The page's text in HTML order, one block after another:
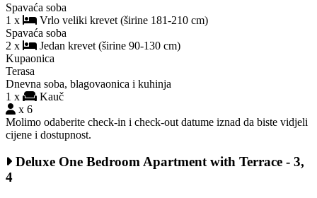
Spavaća soba
1 x
Vrlo veliki krevet (širine 181-210 cm)
Spavaća soba
2 x
Jedan krevet (širine 90-130 cm)
Kupaonica
Terasa
Dnevna soba, blagovaonica i kuhinja
1 x
Kauč
x 6
Molimo odaberite check-in i check-out datume iznad da biste vidjeli
cijene i dostupnost.
Deluxe One Bedroom Apartment with Terrace - 3,
4